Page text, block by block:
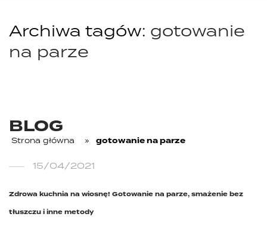
Archiwa tagów: gotowanie
na parze
BLOG
Strona główna » gotowanie na parze
15/04/2021
Zdrowa kuchnia na wiosnę! Gotowanie na parze, smażenie bez
tłuszczu i inne metody